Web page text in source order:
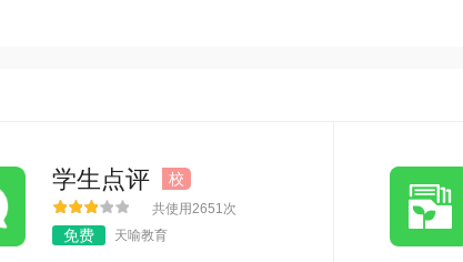
学生点评 校
共使用2651次
免费 天喻教育